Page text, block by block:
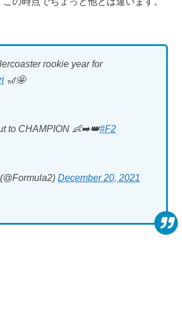
rookie year for
🎢🤩
to CHAMPION 👶➡️👑#F2
December 20, 2021